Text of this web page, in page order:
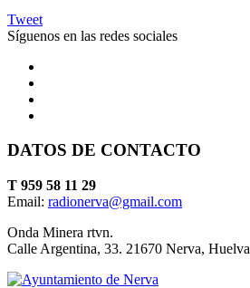
Concierto de Perianes
Tweet
Síguenos en las redes sociales
DATOS DE CONTACTO
T 959 58 11 29
Email: radionerva@gmail.com
Onda Minera rtvn.
Calle Argentina, 33. 21670 Nerva, Huelva